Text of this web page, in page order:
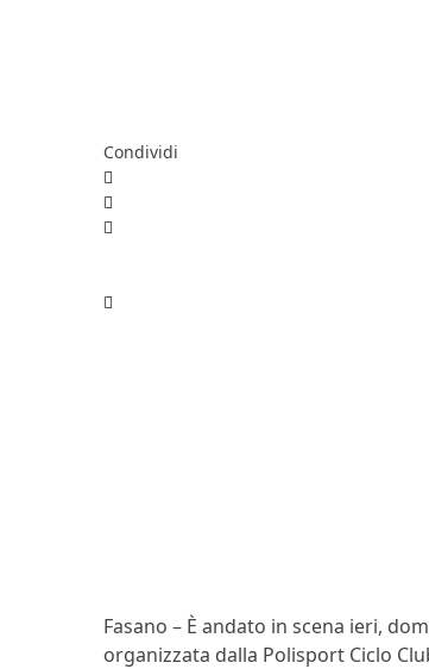
Condividi
Fasano – È andato in scena ieri,
organizzata dalla Polisport Ciclo